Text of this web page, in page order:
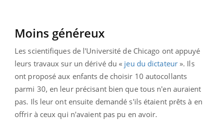
Moins généreux
Les scientifiques de l'Université de Chicago ont appuyé
leurs travaux sur un dérivé du « jeu du dictateur». Ils
ont proposé aux enfants de choisir 10 autocollants
parmi 30, en leur précisant bien que tous n'en auraient
pas. Ils leur ont ensuite demandé s'ils étaient prêts à en
offrir à ceux qui n'avaient pas pu en avoir.